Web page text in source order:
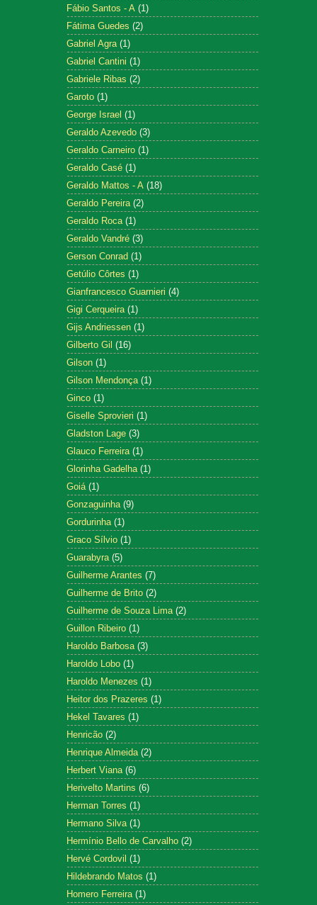
Fábio Santos - A (1)
Fátima Guedes (2)
Gabriel Agra (1)
Gabriel Cantini (1)
Gabriele Ribas (2)
Garoto (1)
George Israel (1)
Geraldo Azevedo (3)
Geraldo Carneiro (1)
Geraldo Casé (1)
Geraldo Mattos - A (18)
Geraldo Pereira (2)
Geraldo Roca (1)
Geraldo Vandré (3)
Gerson Conrad (1)
Getúlio Côrtes (1)
Gianfrancesco Guarnieri (4)
Gigi Cerqueira (1)
Gijs Andriessen (1)
Gilberto Gil (16)
Gilson (1)
Gilson Mendonça (1)
Ginco (1)
Giselle Sprovieri (1)
Gladston Lage (3)
Glauco Ferreira (1)
Glorinha Gadelha (1)
Goiá (1)
Gonzaguinha (9)
Gordurinha (1)
Graco Sílvio (1)
Guarabyra (5)
Guilherme Arantes (7)
Guilherme de Brito (2)
Guilherme de Souza Lima (2)
Guillon Ribeiro (1)
Haroldo Barbosa (3)
Haroldo Lobo (1)
Haroldo Menezes (1)
Heitor dos Prazeres (1)
Hekel Tavares (1)
Henricão (2)
Henrique Almeida (2)
Herbert Viana (6)
Herivelto Martins (6)
Herman Torres (1)
Hermano Silva (1)
Hermínio Bello de Carvalho (2)
Hervé Cordovil (1)
Hildebrando Matos (1)
Homero Ferreira (1)